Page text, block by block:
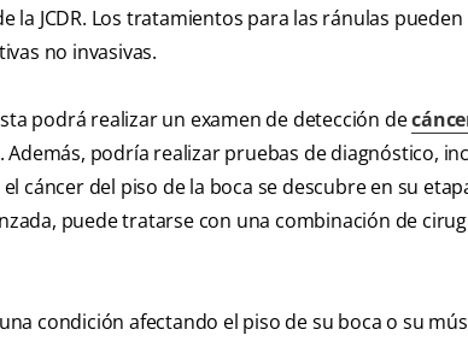
la JCDR. Los tratamientos para las ránulas
no invasivas.
podrá realizar un examen de detección de
podría realizar pruebas de diagnóstico,
cáncer del piso de la boca se descubre en su
puede tratarse con una combinación de
condición afectando el piso de su boca o su